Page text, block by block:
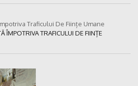
Traficului De Ființe Umane
ÎMPOTRIVA TRAFICULUI DE FIINȚE